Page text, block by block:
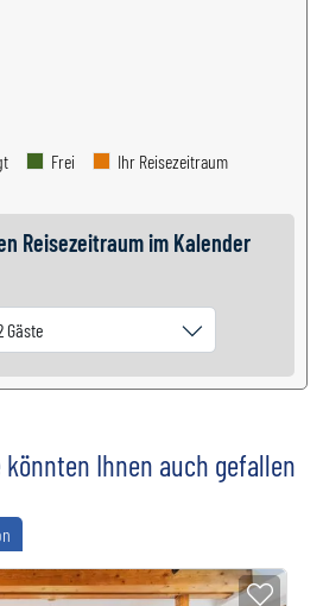
Frei Ihr Reisezeitraum
Reisezeitraum im Kalender
Gäste
Ihnen auch gefallen
Zur